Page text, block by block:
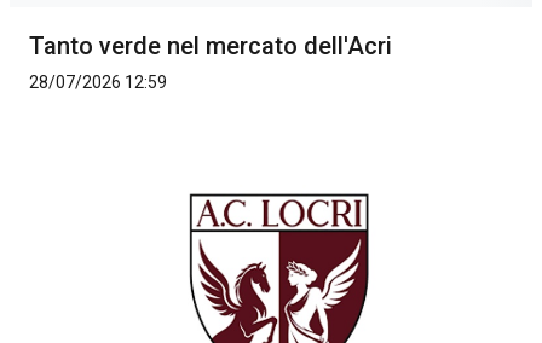
Tanto verde nel mercato dell'Acri
28/07/2026 12:59